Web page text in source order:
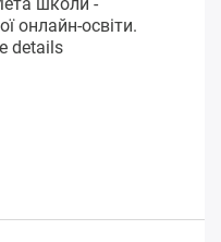
онлайн-освіти.
details